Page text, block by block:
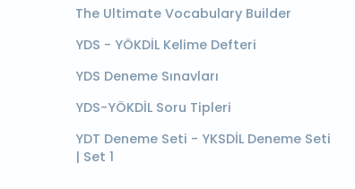
The Ultimate Vocabulary Builder
YDS - YÖKDİL Kelime Defteri
YDS Deneme Sınavları
YDS-YÖKDİL Soru Tipleri
YDT Deneme Seti - YKSDİL Deneme Seti
| Set 1